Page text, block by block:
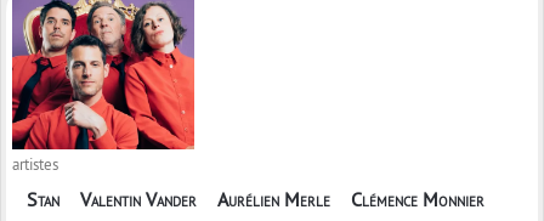
artistes
Stan Valentin Vander Aurélien Merle Clémence Monnier